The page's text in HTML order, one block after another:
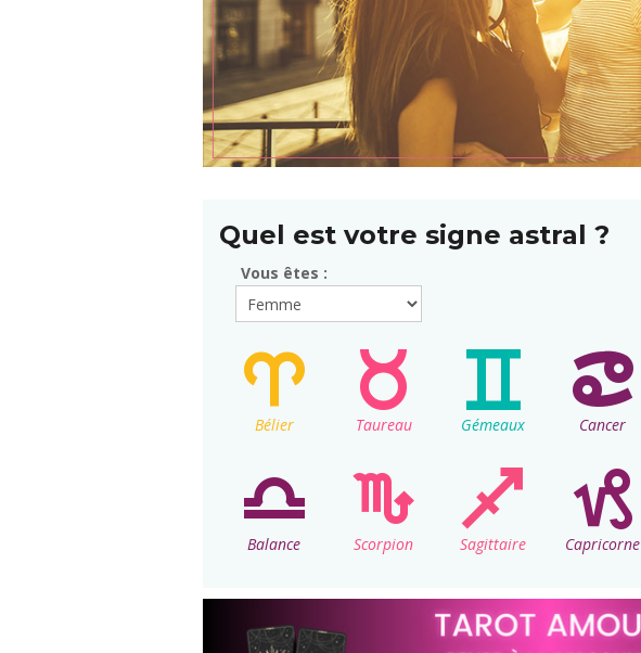
Quel est votre signe astral ?
Vous êtes :
Sexe
:
Bélier Taureau Gémeaux Cancer
Balance Scorpion Sagittaire Capricorne